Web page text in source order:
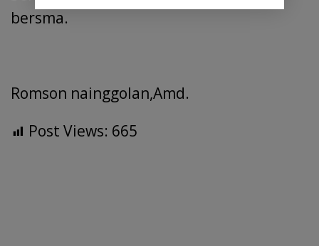
bersma.
Romson nainggolan,Amd.
Post Views: 665